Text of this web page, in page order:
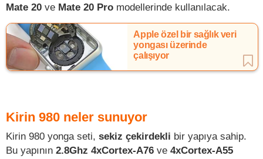
Mate 20 ve Mate 20 Pro modellerinde kullanılacak.
Apple özel bir sağlık veri
yongası üzerinde
çalışıyor
Kirin 980 neler sunuyor
Kirin 980 yonga seti, sekiz çekirdekli bir yapıya sahip.
Bu yapının 2.8Ghz 4xCortex-A76 ve 4xCortex-A55